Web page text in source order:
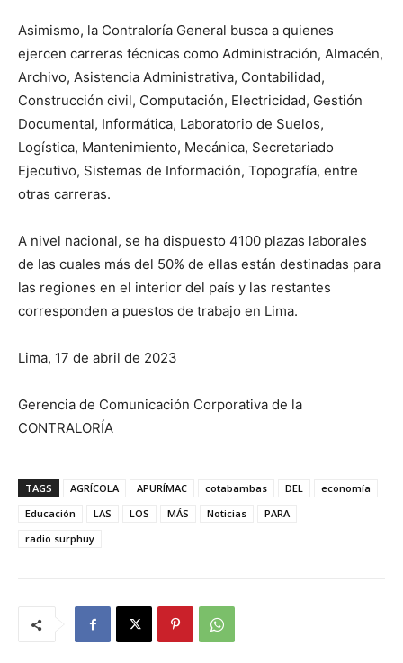
Asimismo, la Contraloría General busca a quienes
ejercen carreras técnicas como Administración, Almacén,
Archivo, Asistencia Administrativa, Contabilidad,
Construcción civil, Computación, Electricidad, Gestión
Documental, Informática, Laboratorio de Suelos,
Logística, Mantenimiento, Mecánica, Secretariado
Ejecutivo, Sistemas de Información, Topografía, entre
otras carreras.
A nivel nacional, se ha dispuesto 4100 plazas laborales
de las cuales más del 50% de ellas están destinadas para
las regiones en el interior del país y las restantes
corresponden a puestos de trabajo en Lima.
Lima, 17 de abril de 2023
Gerencia de Comunicación Corporativa de la
CONTRALORÍA
TAGS AGRÍCOLA APURÍMAC cotabambas DEL
economía
Educación
LAS LOS MÁS Noticias
PARA
radio surphuy